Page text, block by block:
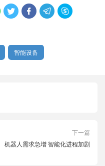
   
智能设备
下一篇
机器人需求急增 智能化进程加剧